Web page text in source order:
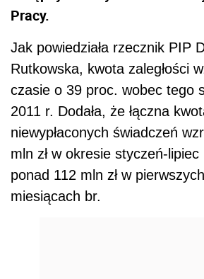
Pracy.
Jak powiedziała rzecznik PIP
Rutkowska, kwota zaległości
czasie o 39 proc. wobec tego
2011 r. Dodała, że łączna
niewypłaconych świadczeń
mln zł w okresie styczeń-
ponad 112 mln zł w
miesiącach br.